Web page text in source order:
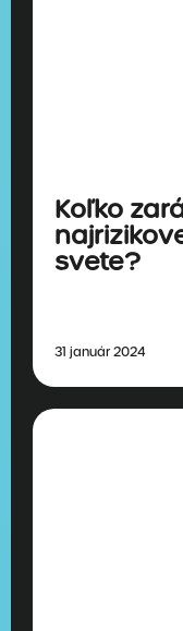
Koľko
svete?
31 január 2024